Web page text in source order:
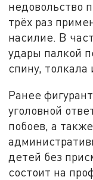
недовольство
трёх раз
насилие. В
удары палкой
спину, толкала
Ранее
уголовной
побоев, а
детей без
состоит на